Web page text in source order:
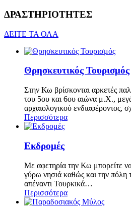
ΔΡΑΣΤΗΡΙΟΤΗΤΕΣ
ΔΕΙΤΕ ΤΑ ΟΛΑ
Θρησκευτικός Τουρισμός
Στην Κω βρίσκονται αρκετές
του 5ου και 6ου αιώνα μ.Χ.,
αρχαιολογικού ενδιαφέροντος,
Περισσότερα
Εκδρομές
Με αφετηρία την Κω μπορείτε
γύρω νησιά καθώς και την
απέναντι Τουρκικά…
Περισσότερα